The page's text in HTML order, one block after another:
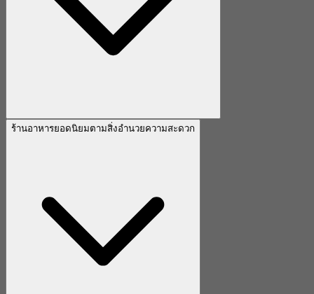
ร้านอาหารยอดนิยมตามสิ่งอำนวยความสะดวก